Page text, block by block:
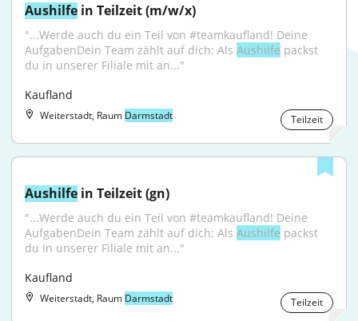
Aushilfe in Teilzeit (m/w/x)
"...Werde auch du ein Teil von #teamkaufland! Deine
AufgabenDein Team zählt auf dich: Als Aushilfe packst
du in unserer Filiale mit an..."
Kaufland
Weiterstadt, Raum Darmstadt Teilzeit
Aushilfe in Teilzeit (gn)
"...Werde auch du ein Teil von #teamkaufland! Deine
AufgabenDein Team zählt auf dich: Als Aushilfe packst
du in unserer Filiale mit an..."
Kaufland
Weiterstadt, Raum Darmstadt Teilzeit